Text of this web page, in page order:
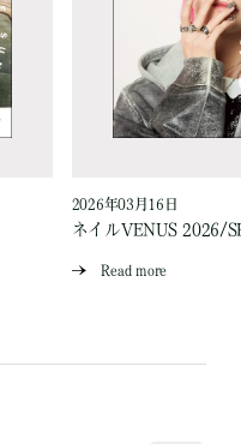
2026年03月16日
ネイルVENUS 2026/
Read more